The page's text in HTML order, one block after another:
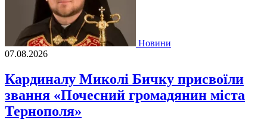
Новини
07.08.2026
Кардиналу Миколі Бичку присвоїли
звання «Почесний громадянин міста
Тернополя»